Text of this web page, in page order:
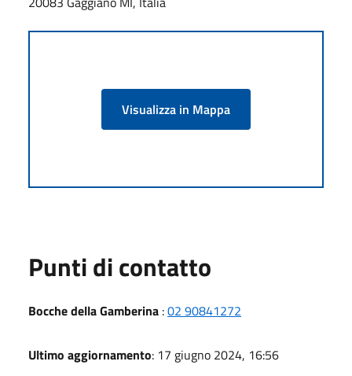
Visualizza in Mappa
Punti di contatto
Bocche della Gamberina :02 90841272
Ultimo aggiornamento: 17 giugno 2024, 16:56